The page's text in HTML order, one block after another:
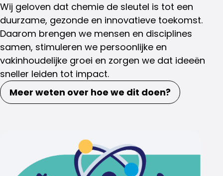
Wij geloven dat chemie de sleutel is tot een
duurzame, gezonde en innovatieve toekomst.
Daarom brengen we mensen en disciplines
samen, stimuleren we persoonlijke en
vakinhoudelijke groei en zorgen we dat ideeën
sneller leiden tot impact.
Meer weten over hoe we dit doen?